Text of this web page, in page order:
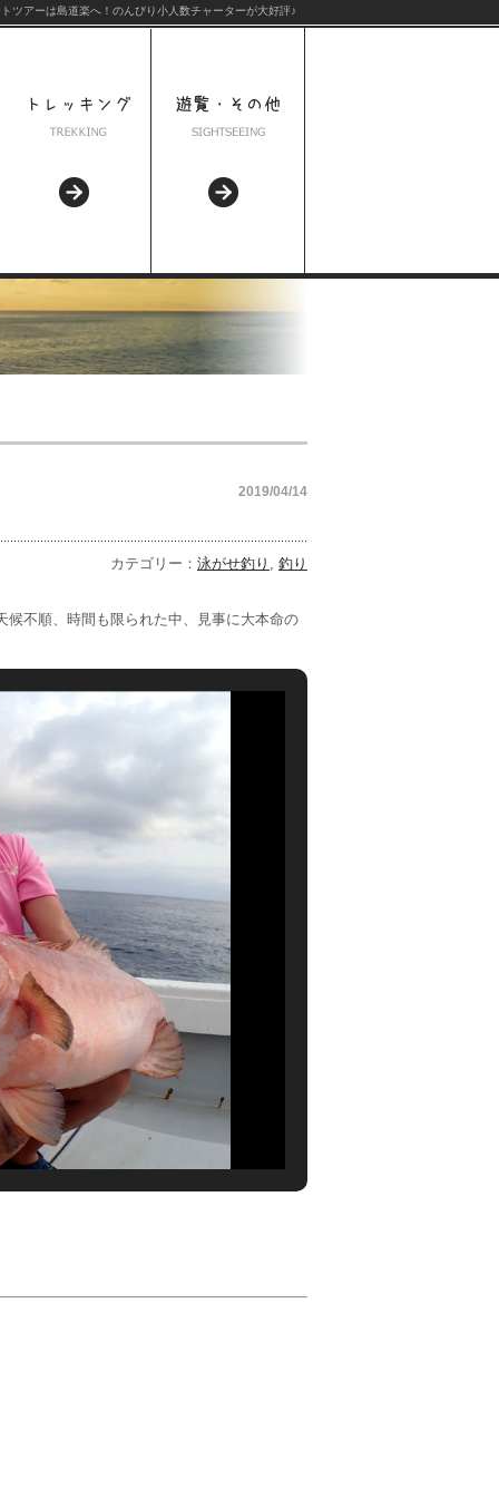
ツアーは島道楽へ！のんびり小人数チャーターが大好評♪
2019/04/14
カテゴリー： 泳がせ釣り , 釣り
不順、時間も限られた中、見事に大本命の